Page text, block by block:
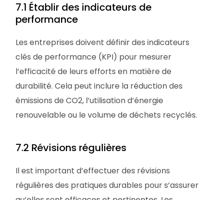
7.1 Établir des indicateurs de
performance
Les entreprises doivent définir des indicateurs
clés de performance (KPI) pour mesurer
l’efficacité de leurs efforts en matière de
durabilité. Cela peut inclure la réduction des
émissions de CO2, l’utilisation d’énergie
renouvelable ou le volume de déchets recyclés.
7.2 Révisions régulières
Il est important d’effectuer des révisions
régulières des pratiques durables pour s’assurer